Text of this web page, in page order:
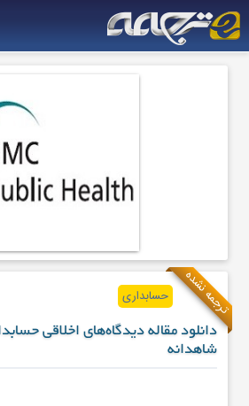
ترجمه نشده حسابداری
دانلود مقاله دیدگاه‌های اخلاقی
شاهدانه